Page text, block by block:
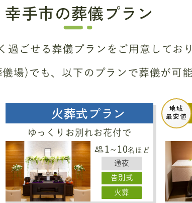
幸手市の葬儀プラン
過ごせる葬儀プラン をご用意してお
場)でも、 以下のプランで葬儀が可
火葬式プラン
ゆっくりお別れお花付で
1~10名ほど
通夜
告別式
火葬
地域
最安値